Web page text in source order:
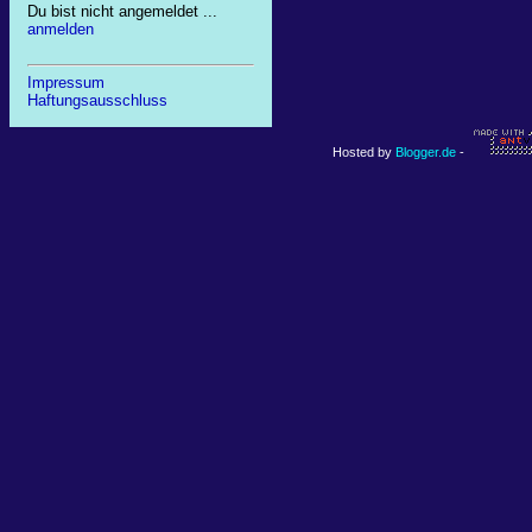
Du bist nicht angemeldet ...
anmelden
Impressum
Haftungsausschluss
Hosted by Blogger.de -